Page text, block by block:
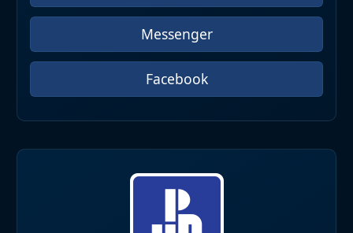
Messenger
Facebook